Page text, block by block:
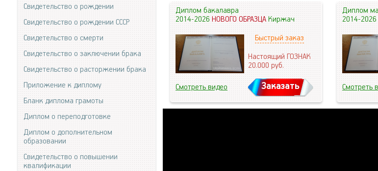
Диплом бакалавра
2014-2026НОВОГО ОБРАЗЦАКиржач
Быстрый заказ
Настоящий ГОЗНАК
20.000руб.
Смотреть видео Заказать
Диплом
2014-2026
Смотреть
Свидетельство о рождении
Свидетельство о рождении СССР
Свидетельство о смерти
Свидетельство о заключении брака
Свидетельство о расторжении брака
Приложение к диплому
Бланк диплома грамоты
Диплом о переподготовке
Диплом о дополнительном
образовании
Свидетельство о повышении
квалификации